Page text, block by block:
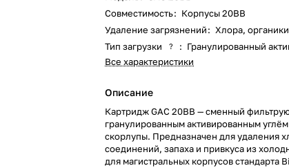
Совместимость: Корпусы 20ВВ
Удаление загрязнений: Хлора,
Тип загрузки
? : Гранулированный
Все характеристики
Описание
Картридж GAC 20BB — сменный
гранулированным активированным
скорлупы. Предназначен для удаления
соединений, запаха и привкуса из
для магистральных корпусов стандарта